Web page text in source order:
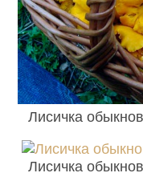
Лисичка
Лисичка